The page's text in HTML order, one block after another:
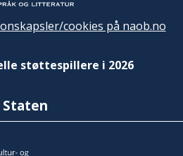
cookies på naob.no
støttespillere i 2026
Staten